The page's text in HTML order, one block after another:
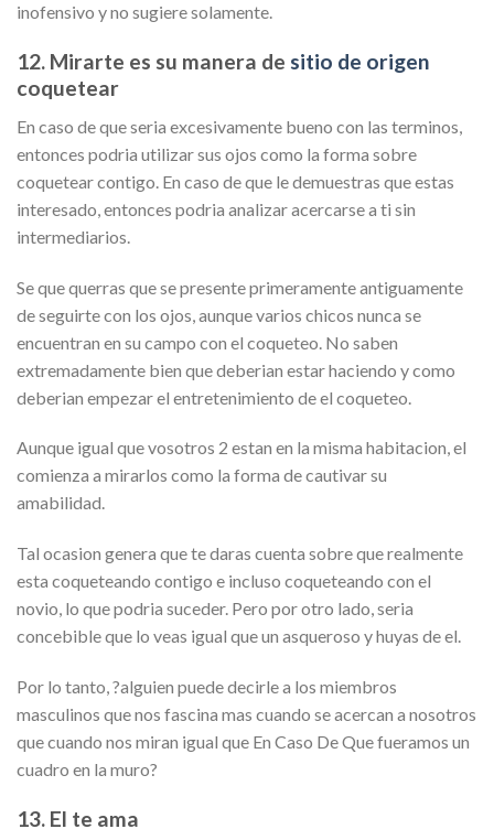
inofensivo y no sugiere solamente.
12. Mirarte es su manera de sitio de origen
coquetear
En caso de que seri­a excesivamente bueno con las terminos,
entonces podria utilizar sus ojos como la forma sobre
coquetear contigo. En caso de que le demuestras que estas
interesado, entonces podria analizar acercarse a ti sin
intermediarios.
Se que querras que se presente primeramente antiguamente
de seguirte con los ojos, aunque varios chicos nunca se
encuentran en su campo con el coqueteo. No saben
extremadamente bien que deberian estar haciendo y como
deberian empezar el entretenimiento de el coqueteo.
Aunque igual que vosotros 2 estan en la misma habitacion, el
comienza a mirarlos como la forma de cautivar su
amabilidad.
Tal ocasion genera que te daras cuenta sobre que realmente
esta coqueteando contigo e incluso coqueteando con el
novio, lo que podria suceder. Pero por otro lado, seri­a
concebible que lo veas igual que un asqueroso y huyas de el.
Por lo tanto, ?alguien puede decirle a los miembros
masculinos que nos fascina mas cuando se acercan a nosotros
que cuando nos miran igual que En Caso De Que fueramos un
cuadro en la muro?
13. El te ama